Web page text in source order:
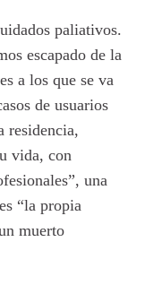
paliativos.
escapado de la
a los que se va
de usuarios
residencia,
vida, con
una
“la propia
muerto